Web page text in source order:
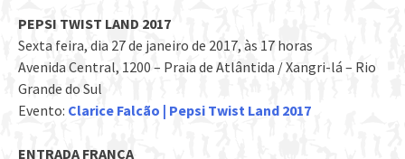
PEPSI TWIST LAND 2017
Sexta feira, dia 27 de janeiro de 2017, às 17 horas
Avenida Central, 1200 – Praia de Atlântida / Xangri-lá – Rio
Grande do Sul
Evento: Clarice Falcão | Pepsi Twist Land 2017
ENTRADA FRANCA